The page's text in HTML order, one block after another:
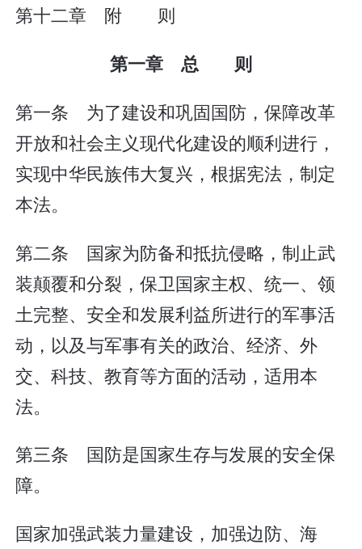
第十二章 附 则
第一章 总 则
第一条 为了建设和巩固国防，保障改革
开放和社会主义现代化建设的顺利进行，
实现中华民族伟大复兴，根据宪法，制定
本法。
第二条 国家为防备和抵抗侵略，制止武
装颠覆和分裂，保卫国家主权、统一、领
土完整、安全和发展利益所进行的军事活
动，以及与军事有关的政治、经济、外
交、科技、教育等方面的活动，适用本
法。
第三条 国防是国家生存与发展的安全保
障。
国家加强武装力量建设，加强边防、海